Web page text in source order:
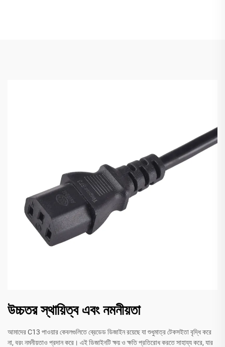
উচ্চতর স্থায়িত্ব এবং নমনীয়তা
আমাদের C13 পাওয়ার কেবলগুলিতে ব্রেডেড ডিজাইন রয়েছে যা শুধুমাত্র টেকসইতা বৃদ্ধি করে
না, বরং নমনীয়তাও প্রদান করে। এই ডিজাইনটি ক্ষয় ও ক্ষতি প্রতিরোধ করতে সাহায্য করে, যার